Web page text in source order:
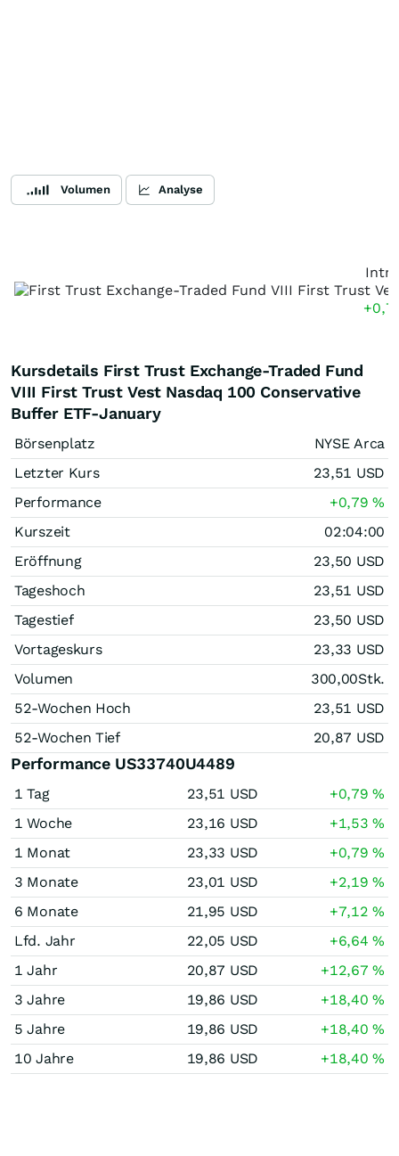
Volumen Analyse
Kursdetails First Trust Exchange-Traded Fund
VIII First Trust Vest Nasdaq 100 Conservative
Buffer ETF-January
Börsenplatz
NYSE Arca
Letzter Kurs
23,51 USD
Performance
+0,79%
Kurszeit
02:04:00
Eröffnung
23,50 USD
Tageshoch
23,51 USD
Tagestief
23,50 USD
Vortageskurs
23,33 USD
Volumen
300,00Stk.
52-Wochen Hoch
23,51 USD
52-Wochen Tief
20,87 USD
Performance US33740U4489
1 Tag 23,51 USD +0,79%
1 Woche
23,16 USD +1,53%
1 Monat
23,33 USD +0,79%
3 Monate
23,01 USD +2,19%
6 Monate
21,95 USD +7,12%
Lfd. Jahr
22,05 USD +6,64%
1 Jahr
20,87 USD +12,67%
3 Jahre
19,86 USD +18,40%
5 Jahre
19,86 USD +18,40%
10 Jahre
19,86 USD +18,40%